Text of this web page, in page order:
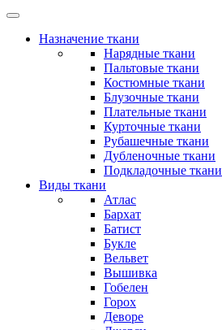
Назначение ткани
Нарядные ткани
Пальтовые ткани
Костюмные ткани
Блузочные ткани
Плательные ткани
Курточные ткани
Рубашечные ткани
Дубленочные ткани
Подкладочные ткани
Виды ткани
Атлас
Бархат
Батист
Букле
Вельвет
Вышивка
Гобелен
Горох
Деворе